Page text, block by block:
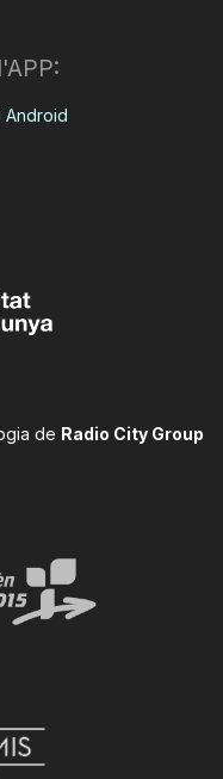
Android
de Radio City Group